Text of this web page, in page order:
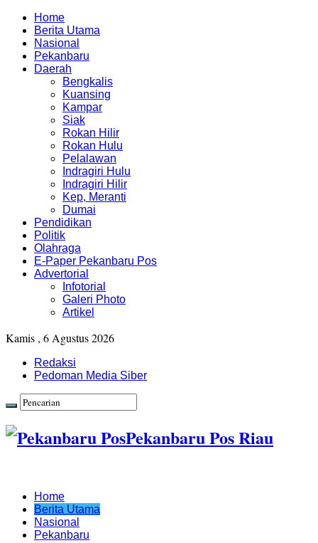
Home
Berita Utama
Nasional
Pekanbaru
Daerah
Bengkalis
Kuansing
Kampar
Siak
Rokan Hilir
Rokan Hulu
Pelalawan
Indragiri Hulu
Indragiri Hilir
Kep, Meranti
Dumai
Pendidikan
Politik
Olahraga
E-Paper Pekanbaru Pos
Advertorial
Infotorial
Galeri Photo
Artikel
Kamis , 6 Agustus 2026
Redaksi
Pedoman Media Siber
Pekanbaru Pos Riau
Home
Berita Utama
Nasional
Pekanbaru